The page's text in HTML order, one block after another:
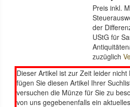
Preis inkl.
der
UStG für
zuzüglich
Dieser Artikel ist zur Zeit leider
fügen Sie diesen Artikel Ihrer
versuchen die Münze für Sie zu
von uns gegebenenfalls ein